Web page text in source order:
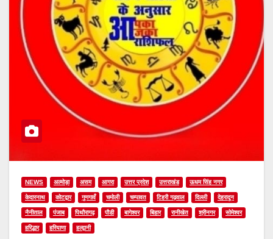
NEWS अल्मोड़ा असम आगरा उत्तर प्रदेश उत्तराखंड ऊधम सिंह नगर
केदारनाथ कोटद्वार गुणगावँ चमोली चम्पावत टिहरी गढ़वाल दिल्ली देहरादून
नैनीताल पंजाब पिथौरागढ़ पौडी बागेश्वर बिहार रानीखेत श्रीनगर सोमेश्वर
हरिद्धार हरियाणा हल्द्वानी